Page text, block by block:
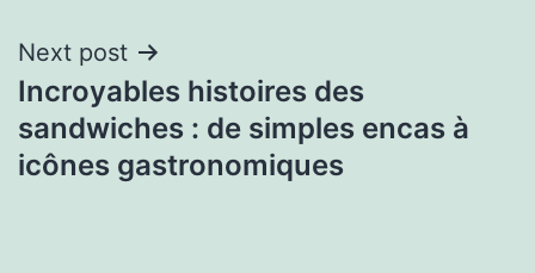
Next post
Incroyables histoires des
sandwiches : de simples encas à
icônes gastronomiques